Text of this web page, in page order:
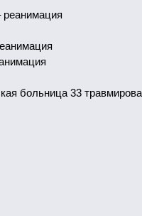
больница 33